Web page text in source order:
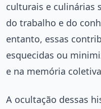
culturais e culinárias
do trabalho e do
entanto, essas
esquecidas ou
e na memória
A ocultação dessas